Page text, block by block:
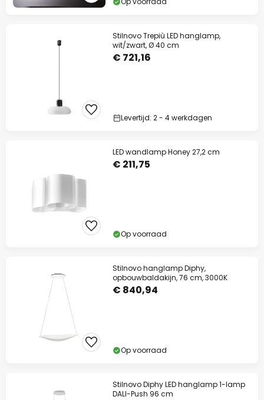
Stilnovo Trepiù LED hanglamp,
wit/zwart, Ø 40 cm
€ 721,16
Levertijd: 2 - 4 werkdagen
LED wandlamp Honey 27,2 cm
€ 211,75
Op voorraad
Stilnovo hanglamp Diphy,
opbouwbaldakijn, 76 cm, 3000K
€ 840,94
Op voorraad
Stilnovo Diphy LED hanglamp 1-lamp
DALI-Push 96 cm